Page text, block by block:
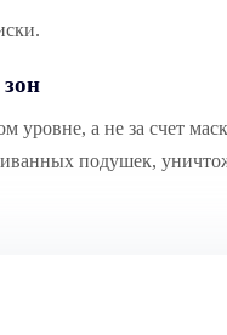
уровне, а не за счет
подушек,